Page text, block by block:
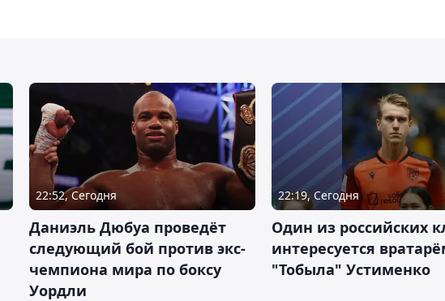
22:52, Сегодня
Даниэль Дюбуа проведёт
следующий бой против экс-
чемпиона мира по боксу
Уордли
22:19, Сегодня
Один из российских
интересуется
"Тобыла" Устименко